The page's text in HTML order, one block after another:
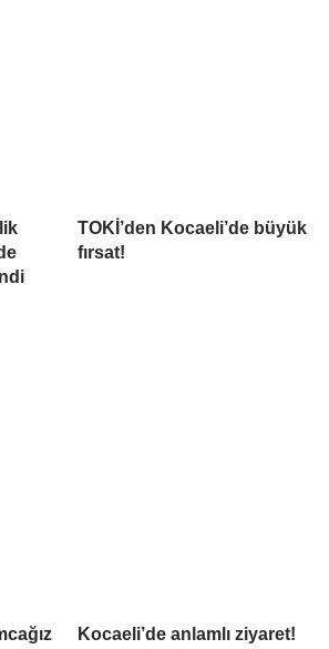
TOKİ’den Kocaeli’de büyük
fırsat!
Kocaeli’de anlamlı ziyaret!